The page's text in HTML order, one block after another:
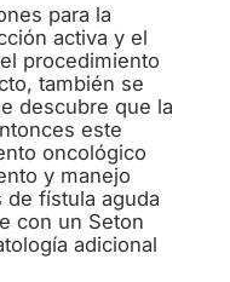
para la
activa y el
procedimiento
también se
descubre que la
este
oncológico
y manejo
de fístula aguda
con un Seton
adicional